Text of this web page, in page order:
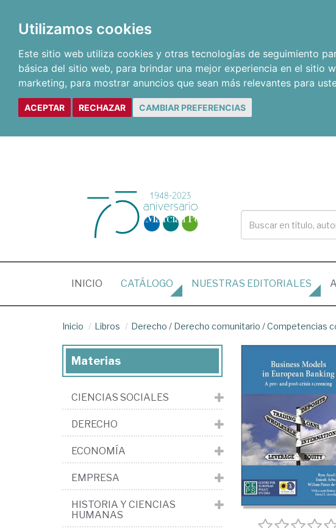
Utilizamos cookies
Este sitio web utiliza cookies y otras tecnologías de seguimiento
básica del sitio web, para brindar una mejor experiencia en el sitio
marketing, para mostrar anuncios que sean más relevantes para
ACEPTAR RECHAZAR CAMBIAR PREFERENCIAS
INICIO (CURRENT)
CATÁLOGO NUESTRAS EDITORIALES
Inicio Libros Derecho / Derecho comunitario /Competencias
Materias
CIENCIAS SOCIALES
DERECHO
ECONOMÍA
EMPRESA
HISTORIA Y CIENCIAS
HUMANAS